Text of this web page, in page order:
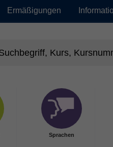
Ermäßigungen
Sprachen